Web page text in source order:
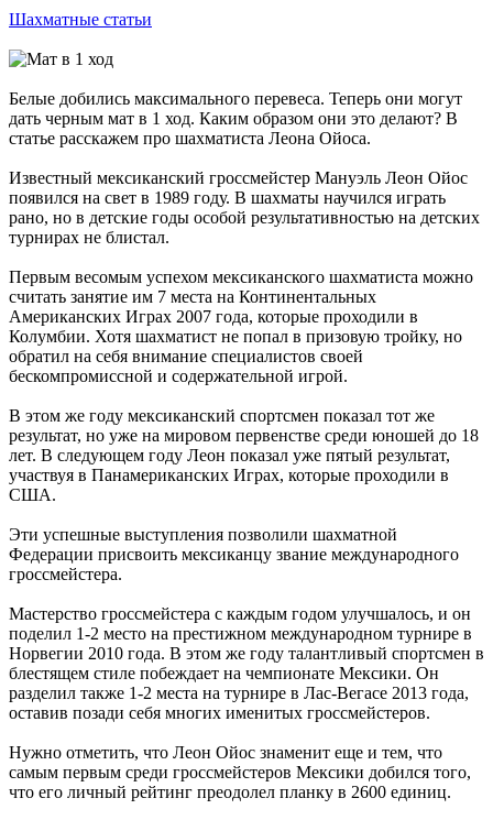
Шахматные статьи
Белые добились максимального перевеса. Теперь они могут
дать черным мат в 1 ход. Каким образом они это делают? В
статье расскажем про шахматиста Леона Ойоса.
Известный мексиканский гроссмейстер Мануэль Леон Ойос
появился на свет в 1989 году. В шахматы научился играть
рано, но в детские годы особой результативностью на детских
турнирах не блистал.
Первым весомым успехом мексиканского шахматиста можно
считать занятие им 7 места на Континентальных
Американских Играх 2007 года, которые проходили в
Колумбии. Хотя шахматист не попал в призовую тройку, но
обратил на себя внимание специалистов своей
бескомпромиссной и содержательной игрой.
В этом же году мексиканский спортсмен показал тот же
результат, но уже на мировом первенстве среди юношей до 18
лет. В следующем году Леон показал уже пятый результат,
участвуя в Панамериканских Играх, которые проходили в
США.
Эти успешные выступления позволили шахматной
Федерации присвоить мексиканцу звание международного
гроссмейстера.
Мастерство гроссмейстера с каждым годом улучшалось, и он
поделил 1-2 место на престижном международном турнире в
Норвегии 2010 года. В этом же году талантливый спортсмен в
блестящем стиле побеждает на чемпионате Мексики. Он
разделил также 1-2 места на турнире в Лас-Вегасе 2013 года,
оставив позади себя многих именитых гроссмейстеров.
Нужно отметить, что Леон Ойос знаменит еще и тем, что
самым первым среди гроссмейстеров Мексики добился того,
что его личный рейтинг преодолел планку в 2600 единиц.